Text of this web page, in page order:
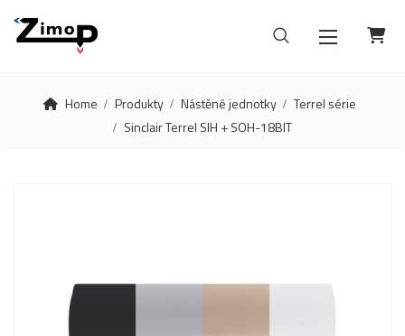
Home Produkty Nástěné jednotky
Terrel série
Sinclair Terrel SIH + SOH-18BIT